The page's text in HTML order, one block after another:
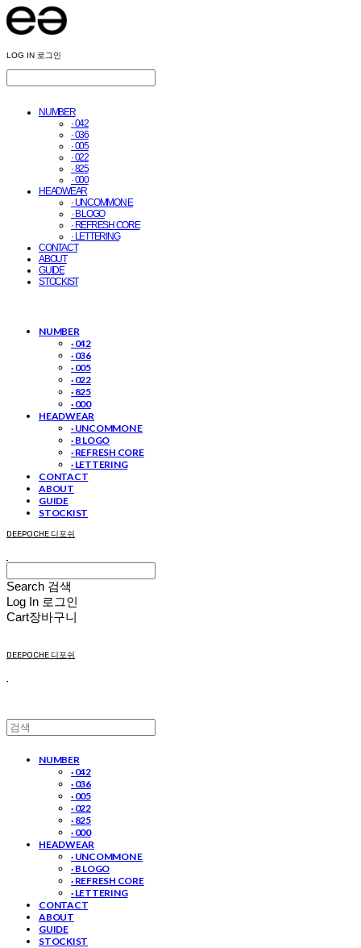
LOG IN 로그인
NUMBER
· 042
· 036
· 005
· 022
· 825
· 000
HEADWEAR
· UNCOMMON E
· B LOGO
· REFRESH CORE
· LETTERING
CONTACT
ABOUT
GUIDE
STOCKIST
NUMBER
· 042
· 036
· 005
· 022
· 825
· 000
HEADWEAR
· UNCOMMON E
· B LOGO
· REFRESH CORE
· LETTERING
CONTACT
ABOUT
GUIDE
STOCKIST
DEEPOCHE 디포쉬
Search 검색
Log In 로그인
Cart장바구니
DEEPOCHE 디포쉬
NUMBER
· 042
· 036
· 005
· 022
· 825
· 000
HEADWEAR
· UNCOMMON E
· B LOGO
· REFRESH CORE
· LETTERING
CONTACT
ABOUT
GUIDE
STOCKIST